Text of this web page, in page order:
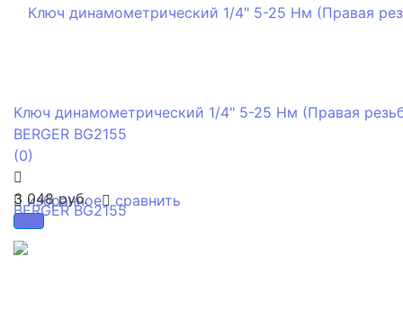
избранное сравнить
Ключ динамометрический 1/4" 5-25 Нм (Правая
BERGER BG2155
(0)
3 048 руб.